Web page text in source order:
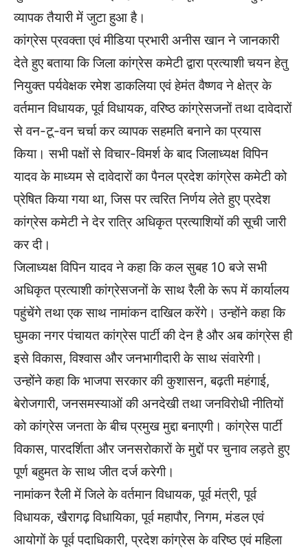
व्यापक तैयारी में जुटा हुआ है।
कांग्रेस प्रवक्ता एवं मीडिया प्रभारी अनीस खान ने जानकारी
देते हुए बताया कि जिला कांग्रेस कमेटी द्वारा प्रत्याशी चयन हेतु
नियुक्त पर्यवेक्षक रमेश डाकलिया एवं हेमंत वैष्णव ने क्षेत्र के
वर्तमान विधायक, पूर्व विधायक, वरिष्ठ कांग्रेसजनों तथा दावेदारों
से वन-टू-वन चर्चा कर व्यापक सहमति बनाने का प्रयास
किया। सभी पक्षों से विचार-विमर्श के बाद जिलाध्यक्ष विपिन
यादव के माध्यम से दावेदारों का पैनल प्रदेश कांग्रेस कमेटी को
प्रेषित किया गया था, जिस पर त्वरित निर्णय लेते हुए प्रदेश
कांग्रेस कमेटी ने देर रात्रि अधिकृत प्रत्याशियों की सूची जारी
कर दी।
जिलाध्यक्ष विपिन यादव ने कहा कि कल सुबह 10 बजे सभी
अधिकृत प्रत्याशी कांग्रेसजनों के साथ रैली के रूप में कार्यालय
पहुंचेंगे तथा एक साथ नामांकन दाखिल करेंगे। उन्होंने कहा कि
घुमका नगर पंचायत कांग्रेस पार्टी की देन है और अब कांग्रेस ही
इसे विकास, विश्वास और जनभागीदारी के साथ संवारेगी।
उन्होंने कहा कि भाजपा सरकार की कुशासन, बढ़ती महंगाई,
बेरोजगारी, जनसमस्याओं की अनदेखी तथा जनविरोधी नीतियों
को कांग्रेस जनता के बीच प्रमुख मुद्दा बनाएगी। कांग्रेस पार्टी
विकास, पारदर्शिता और जनसरोकारों के मुद्दों पर चुनाव लड़ते हुए
पूर्ण बहुमत के साथ जीत दर्ज करेगी।
नामांकन रैली में जिले के वर्तमान विधायक, पूर्व मंत्री, पूर्व
विधायक, खैरागढ़ विधायिका, पूर्व महापौर, निगम, मंडल एवं
आयोगों के पूर्व पदाधिकारी, प्रदेश कांग्रेस के वरिष्ठ एवं महिला